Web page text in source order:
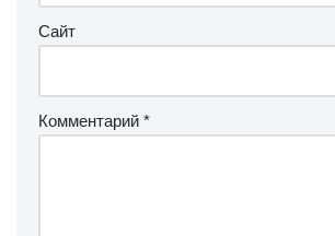
Сайт
Комментарий *